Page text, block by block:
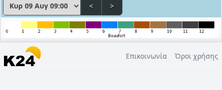
< >
Επικοινωνία Όροι χρήσης